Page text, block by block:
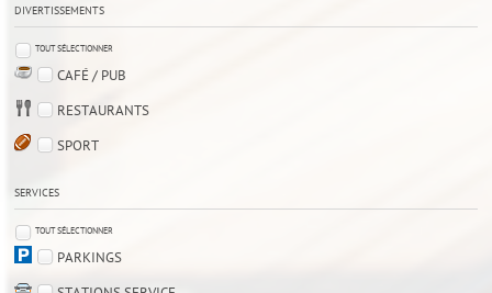
DIVERTISSEMENTS
TOUT SÉLECTIONNER
CAFÉ / PUB
RESTAURANTS
SPORT
SERVICES
TOUT SÉLECTIONNER
PARKINGS